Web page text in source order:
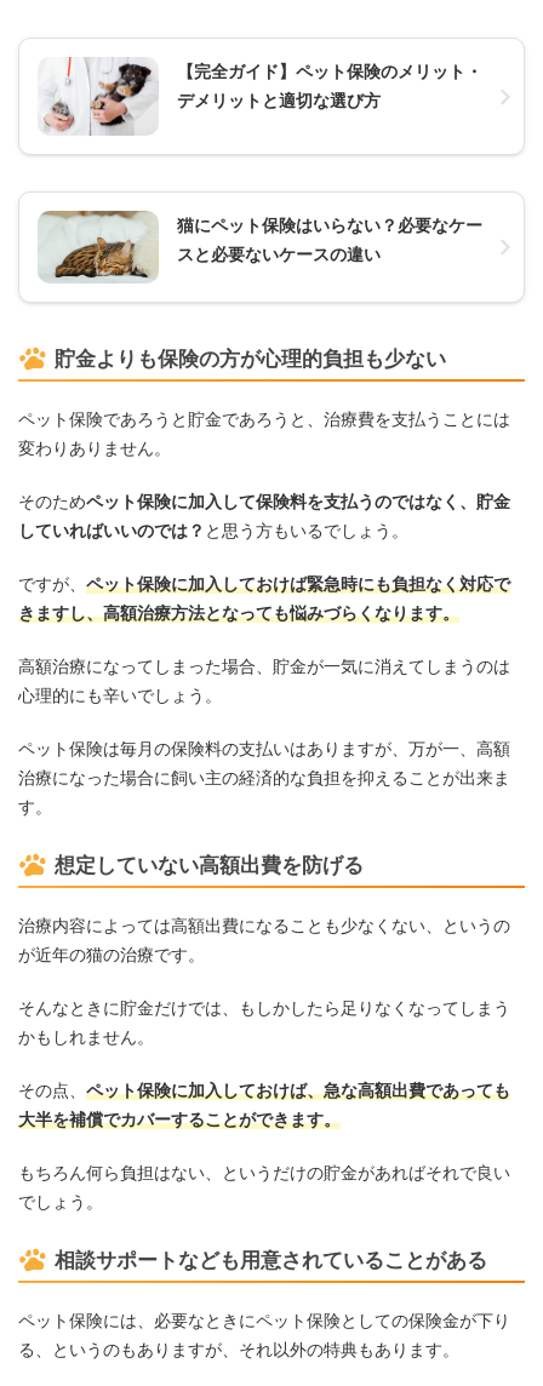
【完全ガイド】ペット保険のメリット・
デメリットと適切な選び方
猫にペット保険はいらない？必要なケー
スと必要ないケースの違い
貯金よりも保険の方が心理的負担も少ない
ペット保険であろうと貯金であろうと、治療費を支払うことには
変わりありません。
そのためペット保険に加入して保険料を支払うのではなく、貯金
していればいいのでは？ と思う方もいるでしょう。
ですが、 ペット保険に加入しておけば緊急時にも負担なく対応で
きますし、高額治療方法となっても悩みづらくなります。
高額治療になってしまった場合、貯金が一気に消えてしまうのは
心理的にも辛いでしょう。
ペット保険は毎月の保険料の支払いはありますが、万が一、高額
治療になった場合に飼い主の経済的な負担を抑えることが出来ま
す。
想定していない高額出費を防げる
治療内容によっては高額出費になることも少なくない、というの
が近年の猫の治療です。
そんなときに貯金だけでは、もしかしたら足りなくなってしまう
かもしれません。
その点、 ペット保険に加入しておけば、急な高額出費であっても
大半を補償でカバーすることができます。
もちろん何ら負担はない、というだけの貯金があればそれで良い
でしょう。
相談サポートなども用意されていることがある
ペット保険には、必要なときにペット保険としての保険金が下り
る、というのもありますが、それ以外の特典もあります。